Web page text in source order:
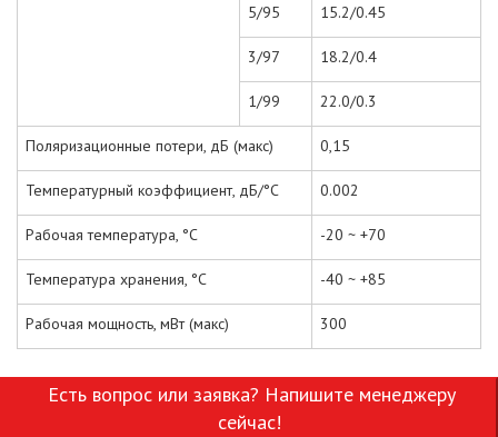
5/95 15.2/0.45
3/97 18.2/0.4
1/99 22.0/0.3
Поляризационные потери, дБ (макс) 0,15
Температурный коэффициент, дБ/°С 0.002
Рабочая температура, °С -20 ~ +70
Температура хранения, °С -40 ~ +85
Рабочая мощность, мВт (макс) 300
сейчас!